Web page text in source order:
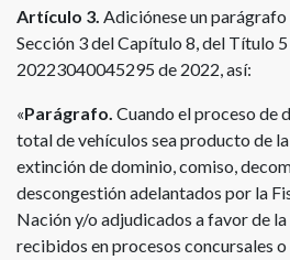
Artículo 3. Adiciónese un
Sección 3 del Capítulo 8, del Título
20223040045295 de 2022, así:
«Parágrafo. Cuando el proceso de
total de vehículos sea producto de
extinción de dominio, comiso,
descongestión adelantados por la
Nación y/o adjudicados a favor de
recibidos en procesos concursales o